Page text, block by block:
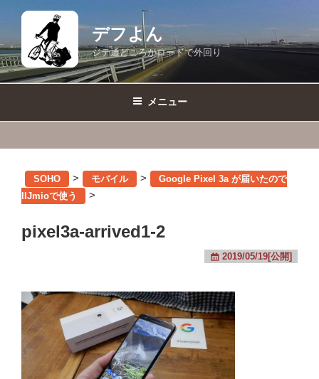
テ
ン
ツ
デフよん
ジテ通どころかロードで外回り
メニュー
SOHO > モバイル >
Google Pixel 3a が届いたので
IIJmioで使う
>
pixel3a-arrived1-2
2019/05/19[公開]